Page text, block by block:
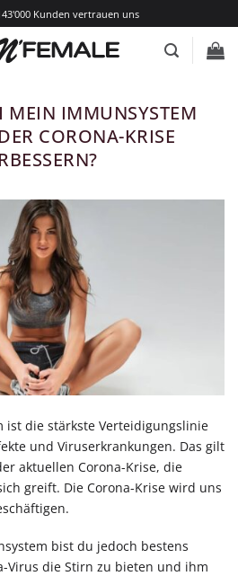
Kunden vertrauen uns
MEIN IMMUNSYSTEM
CORONA-KRISE
ist die stärkste Verteidigungslinie
und Viruserkrankungen. Das gilt
aktuellen Corona-Krise, die
greift. Die Corona-Krise wird uns
bist du jedoch bestens
Virus die Stirn zu bieten und ihm